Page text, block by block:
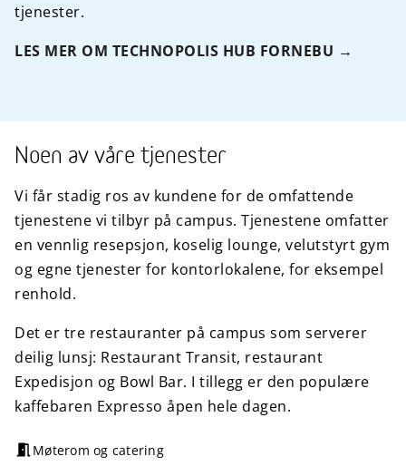
tjenester.
LES MER OM TECHNOPOLIS HUB FORNEBU
Noen av våre tjenester
Vi får stadig ros av kundene for de omfattende
tjenestene vi tilbyr på campus. Tjenestene omfatter
en vennlig resepsjon, koselig lounge, velutstyrt gym
og egne tjenester for kontorlokalene, for eksempel
renhold.
Det er tre restauranter på campus som serverer
deilig lunsj: Restaurant Transit, restaurant
Expedisjon og Bowl Bar. I tillegg er den populære
kaffebaren Expresso åpen hele dagen.
Møterom og catering